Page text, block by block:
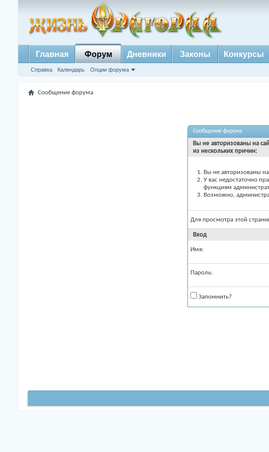
Главная Форум
Справка Календарь Опции форума
Дневники Законы Конкурсы
Сообщение форума
Сообщение форума
Вы не авторизованы на
из нескольких причин:
Вы не авторизованы
У вас недостаточно
функциям
Возможно,
Для просмотра этой
Вход
Имя:
Пароль:
Запомнить?